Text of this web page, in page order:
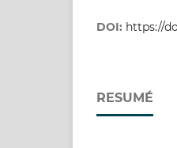
DOI: https://
RESUMÉ